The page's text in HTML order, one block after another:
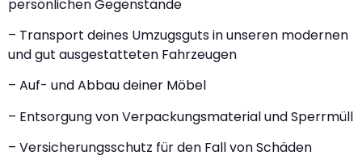
persönlichen Gegenstände
– Transport deines Umzugsguts in unseren modernen
und gut ausgestatteten Fahrzeugen
– Auf- und Abbau deiner Möbel
– Entsorgung von Verpackungsmaterial und Sperrmüll
– Versicherungsschutz für den Fall von Schäden